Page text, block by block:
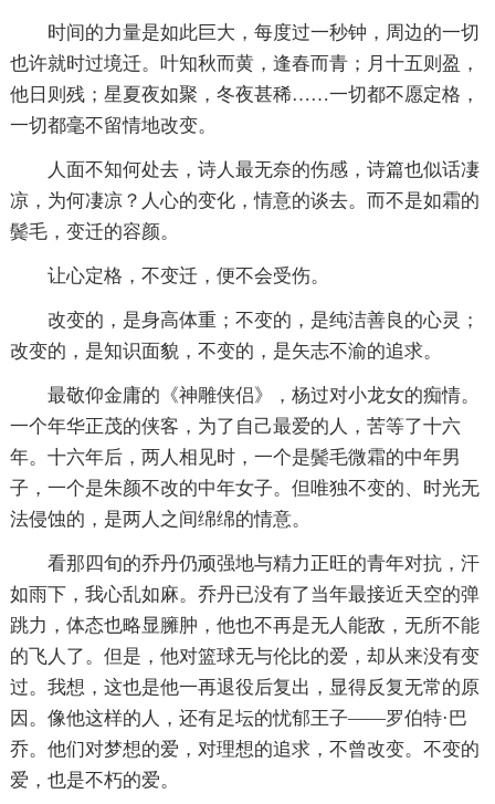
时间的力量是如此巨大，每度过一秒钟，周边的一切
也许就时过境迁。叶知秋而黄，逢春而青；月十五则盈，
他日则残；星夏夜如聚，冬夜甚稀……一切都不愿定格，
一切都毫不留情地改变。
人面不知何处去，诗人最无奈的伤感，诗篇也似话凄
凉，为何凄凉？人心的变化，情意的谈去。而不是如霜的
鬓毛，变迁的容颜。
让心定格，不变迁，便不会受伤。
改变的，是身高体重；不变的，是纯洁善良的心灵；
改变的，是知识面貌，不变的，是矢志不渝的追求。
最敬仰金庸的《神雕侠侣》，杨过对小龙女的痴情。
一个年华正茂的侠客，为了自己最爱的人，苦等了十六
年。十六年后，两人相见时，一个是鬓毛微霜的中年男
子，一个是朱颜不改的中年女子。但唯独不变的、时光无
法侵蚀的，是两人之间绵绵的情意。
看那四旬的乔丹仍顽强地与精力正旺的青年对抗，汗
如雨下，我心乱如麻。乔丹已没有了当年最接近天空的弹
跳力，体态也略显臃肿，他也不再是无人能敌，无所不能
的飞人了。但是，他对篮球无与伦比的爱，却从来没有变
过。我想，这也是他一再退役后复出，显得反复无常的原
因。像他这样的人，还有足坛的忧郁王子——罗伯特·巴
乔。他们对梦想的爱，对理想的追求，不曾改变。不变的
爱，也是不朽的爱。